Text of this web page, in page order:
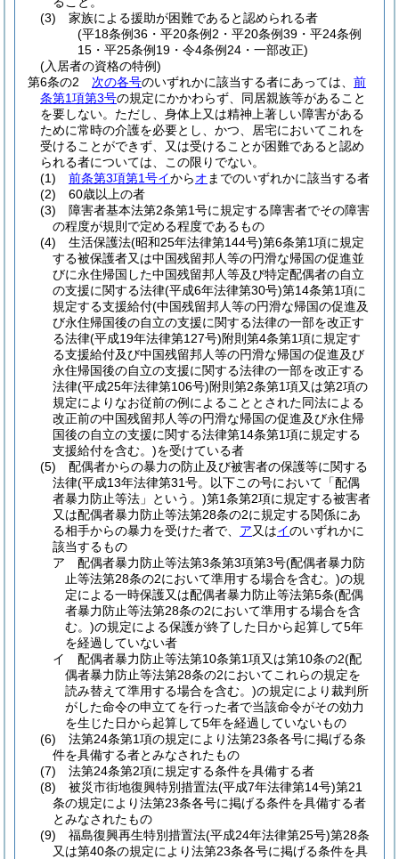
(3)
家族による援助が困難であると認められる者
(平18条例36・平20条例2・平20条例39・平24条例
15・平25条例19・令4条例24・一部改正)
(入居者の資格の特例)
第6条の2
次の各号のいずれかに該当する者にあっては、 前
条第1項第3号の規定にかかわらず、同居親族等があること
を要しない。 ただし、身体上又は精神上著しい障害がある
ために常時の介護を必要とし、かつ、居宅においてこれを
受けることができず、又は受けることが困難であると認め
られる者については、この限りでない。
(1)
前条第3項第1号イからオ までのいずれかに該当する者
(2)
60歳以上の者
(3)
障害者基本法第2条第1号に規定する障害者でその障害
の程度が規則で定める程度であるもの
(4)
生活保護法(昭和25年法律第144号)第6条第1項に規定
する被保護者又は中国残留邦人等の円滑な帰国の促進並
びに永住帰国した中国残留邦人等及び特定配偶者の自立
の支援に関する法律(平成6年法律第30号)第14条第1項に
規定する支援給付(中国残留邦人等の円滑な帰国の促進及
び永住帰国後の自立の支援に関する法律の一部を改正す
る法律(平成19年法律第127号)附則第4条第1項に規定す
る支援給付及び中国残留邦人等の円滑な帰国の促進及び
永住帰国後の自立の支援に関する法律の一部を改正する
法律(平成25年法律第106号)附則第2条第1項又は第2項の
規定によりなお従前の例によることとされた同法による
改正前の中国残留邦人等の円滑な帰国の促進及び永住帰
国後の自立の支援に関する法律第14条第1項に規定する
支援給付を含む。)を受けている者
(5)
配偶者からの暴力の防止及び被害者の保護等に関する
法律(平成13年法律第31号。以下この号において「配偶
者暴力防止等法」という。)第1条第2項に規定する被害者
又は配偶者暴力防止等法第28条の2に規定する関係にあ
る相手からの暴力を受けた者で、 ア又はイのいずれかに
該当するもの
ア
配偶者暴力防止等法第3条第3項第3号(配偶者暴力防
止等法第28条の2において準用する場合を含む。)の規
定による一時保護又は配偶者暴力防止等法第5条(配偶
者暴力防止等法第28条の2において準用する場合を含
む。)の規定による保護が終了した日から起算して5年
を経過していない者
イ
配偶者暴力防止等法第10条第1項又は第10条の2(配
偶者暴力防止等法第28条の2においてこれらの規定を
読み替えて準用する場合を含む。)の規定により裁判所
がした命令の申立てを行った者で当該命令がその効力
を生じた日から起算して5年を経過していないもの
(6)
法第24条第1項の規定により法第23条各号に掲げる条
件を具備する者とみなされたもの
(7)
法第24条第2項に規定する条件を具備する者
(8)
被災市街地復興特別措置法(平成7年法律第14号)第21
条の規定により法第23条各号に掲げる条件を具備する者
とみなされたもの
(9)
福島復興再生特別措置法(平成24年法律第25号)第28条
又は第40条の規定により法第23条各号に掲げる条件を具